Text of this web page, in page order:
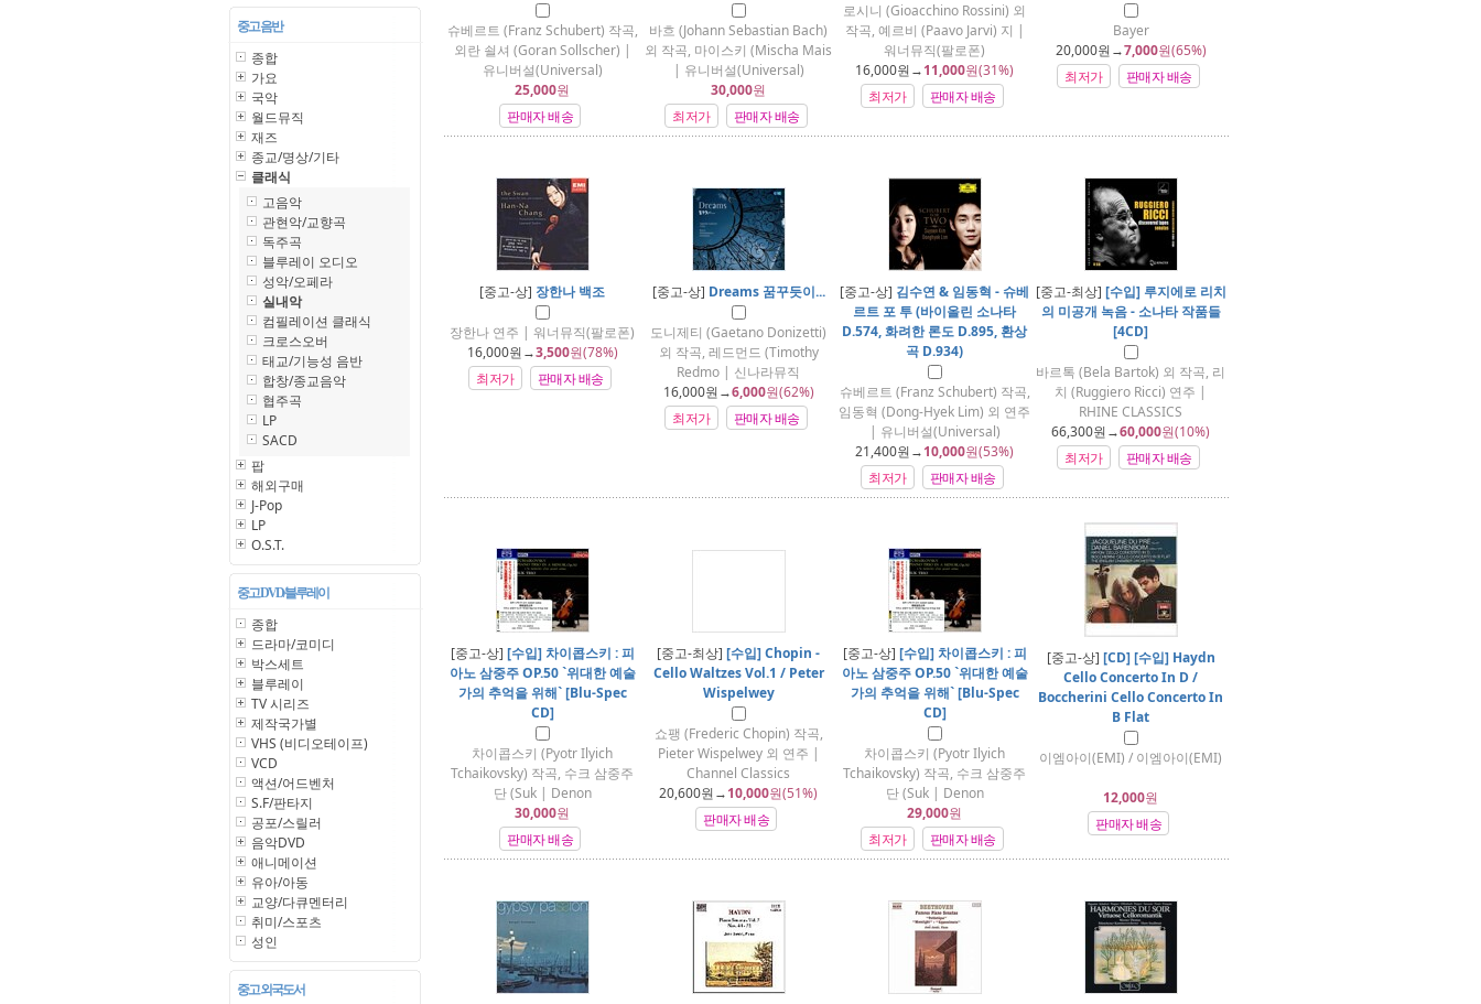
중고 음반
종합
가요
국악
월드뮤직
재즈
종교/명상/기타
클래식
고음악
관현악/교향곡
독주곡
블루레이 오디오
성악/오페라
실내악
컴필레이션 클래식
크로스오버
태교/기능성 음반
합창/종교음악
협주곡
LP
SACD
팝
해외구매
J-Pop
LP
O.S.T.
중고 DVD/블루레이
종합
드라마/코미디
박스세트
블루레이
TV 시리즈
제작국가별
VHS (비디오테이프)
VCD
액션/어드벤처
S.F/판타지
공포/스릴러
음악DVD
애니메이션
유아/아동
교양/다큐멘터리
취미/스포츠
성인
중고 외국도서
슈베르트 (Franz Schubert) 작곡,
외란 쇨셔 (Goran Sollscher) |
유니버설(Universal)
25,000원
판매자 배송
바흐 (Johann Sebastian Bach)
외 작곡, 마이스키 (Mischa Mais
| 유니버설(Universal)
30,000원
최저가
판매자 배송
로시니 (Gioacchino Rossini) 외
작곡, 예르비 (Paavo Jarvi) 지 |
워너뮤직(팔로폰)
16,000원→11,000원(31%)
최저가
판매자 배송
Bayer
20,000원→7,000원(65%)
최저가
판매자 배송
[중고-상] 장한나 백조
장한나 연주 | 워너뮤직(팔로폰)
16,000원→3,500원(78%)
최저가
판매자 배송
[중고-상] Dreams 꿈꾸듯이...
도니제티 (Gaetano Donizetti)
외 작곡, 레드먼드 (Timothy
Redmo | 신나라뮤직
16,000원→6,000원(62%)
최저가
판매자 배송
[중고-상] 김수연 & 임동혁 - 슈베
르트 포 투 (바이올린 소나타
D.574, 화려한 론도 D.895, 환상
곡 D.934)
슈베르트 (Franz Schubert) 작곡,
임동혁 (Dong-Hyek Lim) 외 연주
| 유니버설(Universal)
21,400원→10,000원(53%)
최저가
판매자 배송
[중고-최상] [수입] 루지에로 리치
의 미공개 녹음 - 소나타 작품들
[4CD]
바르톡 (Bela Bartok) 외 작곡, 리
치 (Ruggiero Ricci) 연주 |
RHINE CLASSICS
66,300원→60,000원(10%)
최저가
판매자 배송
[중고-상] [수입] 차이콥스키 : 피
아노 삼중주 OP.50 `위대한 예술
가의 추억을 위해` [Blu-Spec
CD]
차이콥스키 (Pyotr Ilyich
Tchaikovsky) 작곡, 수크 삼중주
단 (Suk | Denon
30,000원
판매자 배송
[중고-최상] [수입] Chopin -
Cello Waltzes Vol.1 / Peter
Wispelwey
쇼팽 (Frederic Chopin) 작곡,
Pieter Wispelwey 외 연주 |
Channel Classics
20,600원→10,000원(51%)
판매자 배송
[중고-상] [수입] 차이콥스키 : 피
아노 삼중주 OP.50 `위대한 예술
가의 추억을 위해` [Blu-Spec
CD]
차이콥스키 (Pyotr Ilyich
Tchaikovsky) 작곡, 수크 삼중주
단 (Suk | Denon
29,000원
최저가
판매자 배송
[중고-상] [CD] [수입] Haydn
Cello Concerto In D /
Boccherini Cello Concerto In
B Flat
이엠아이(EMI) / 이엠아이(EMI)
12,000원
판매자 배송